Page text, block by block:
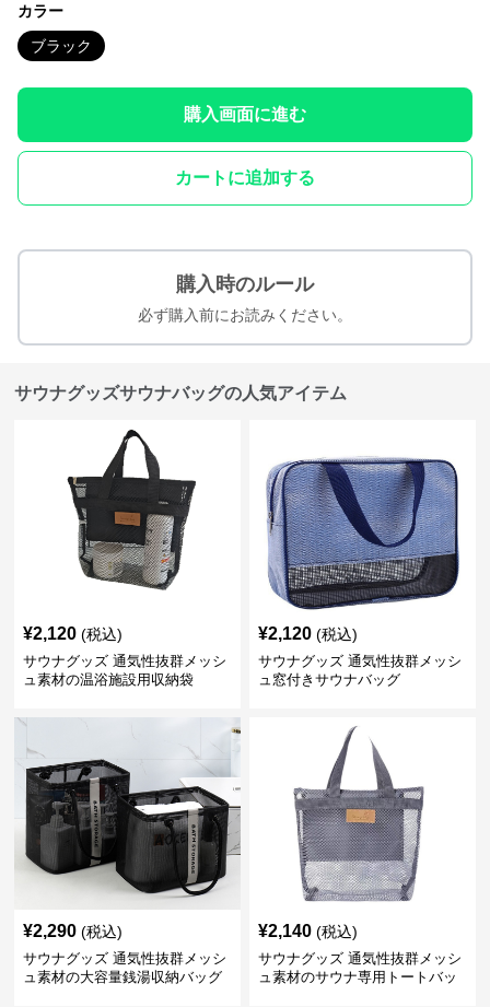
カラー
ブラック
購入画面に進む
カートに追加する
購入時のルール
必ず購入前にお読みください。
サウナグッズサウナバッグの人気アイテム
¥2,120 (税込)
サウナグッズ 通気性抜群メッシ
ュ素材の温浴施設用収納袋
¥2,120 (税込)
サウナグッズ 通気性抜群メッシ
ュ窓付きサウナバッグ
¥2,290 (税込)
サウナグッズ 通気性抜群メッシ
ュ素材の大容量銭湯収納バッグ
¥2,140 (税込)
サウナグッズ 通気性抜群メッシ
ュ素材のサウナ専用トートバッ